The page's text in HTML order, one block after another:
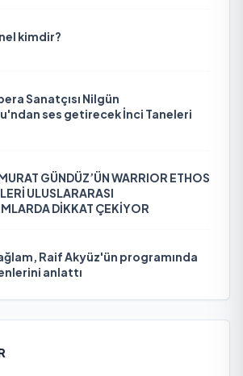
kimdir?
Sanatçısı Nilgün
ses getirecek İnci Taneleri
GÜNDÜZ’ÜN WARRIOR ETHOS
ULUSLARARASI
DİKKAT ÇEKİYOR
Raif Akyüz'ün programında
anlattı